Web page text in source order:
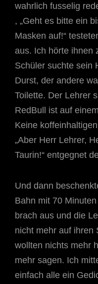
wahrlich fusselig
, „Geht es bitte ein
Masken auf!“
aus. Ich hörte ihnen
Schüler suchte sein
Durst, der andere
Toilette. Der Lehrer
RedBull ist auf
Keine
„Aber Herr Lehrer,
Taurin!“ entgegnet
Und dann
Bahn mit 70
brach aus und die
nicht mehr auf ihren
wollten nichts mehr
mehr sagen. Ich
einfach alle ein